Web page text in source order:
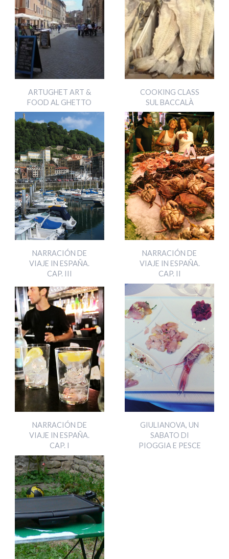
ARTUGHET ART &
FOOD AL GHETTO
COOKING CLASS
SUL BACCALÀ
NARRACIÓN DE
VIAJE IN ESPAÑA.
CAP. III
NARRACIÓN DE
VIAJE IN ESPAÑA.
CAP. II
NARRACIÓN DE
VIAJE IN ESPAÑA.
CAP. I
GIULIANOVA, UN
SABATO DI
PIOGGIA E PESCE